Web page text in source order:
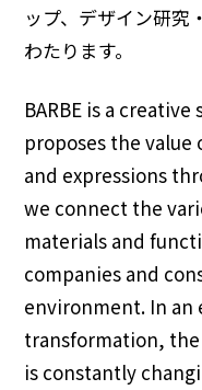
ップ、デザイン研究
わたります。
BARBE is a
proposes the
and expressions
we connect the
materials and
companies and
environment. In an
transformation,
is constantly